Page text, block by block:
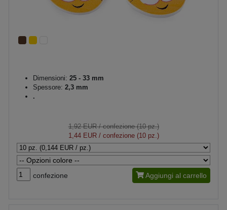
Dimensioni: 25 - 33 mm
Spessore: 2,3 mm
.
1,92 EUR/ confezione (10 pz.)
1,44 EUR/ confezione (10 pz.)
confezione Aggiungi al carrello